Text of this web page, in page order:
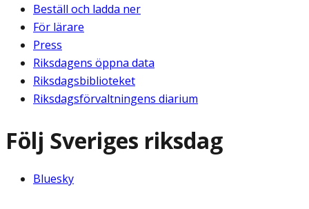
Beställ och ladda ner
För lärare
Press
Riksdagens öppna data
Riksdagsbiblioteket
Riksdagsförvaltningens diarium
Följ Sveriges riksdag
Bluesky